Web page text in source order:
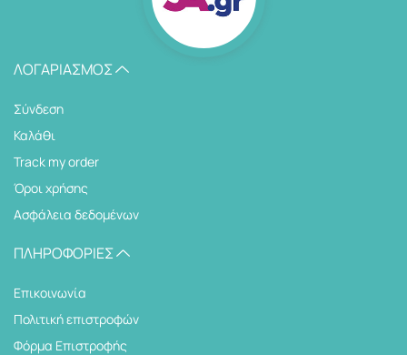
ΛΟΓΑΡΙΑΣΜΌΣ
Σύνδεση
Καλάθι
Track my order
Όροι χρήσης
Ασφάλεια δεδομένων
ΠΛΗΡΟΦΟΡΊΕΣ
Επικοινωνία
Πολιτική επιστροφών
Φόρμα Επιστροφής